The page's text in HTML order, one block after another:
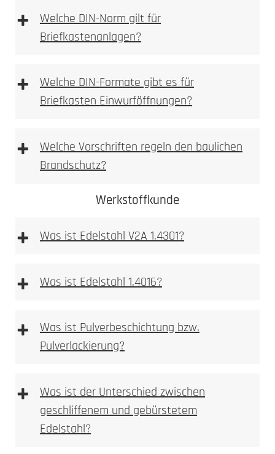
Ersatzteilshop
+
Welche DIN-Norm gilt für
Briefkastenanlagen?
+
Welche DIN-Formate gibt es für
Briefkasten Einwurföffnungen?
+
Welche Vorschriften regeln den baulichen
Brandschutz?
Werkstoffkunde
+ Was ist Edelstahl V2A 1.4301?
+ Was ist Edelstahl 1.4016?
Gegensatz zum austenitischen Stahlsorten stark
magnetisch.
+
Was ist Pulverbeschichtung bzw.
Pulverlackierung?
+
Was ist der Unterschied zwischen
geschliffenem und gebürstetem
Edelstahl?